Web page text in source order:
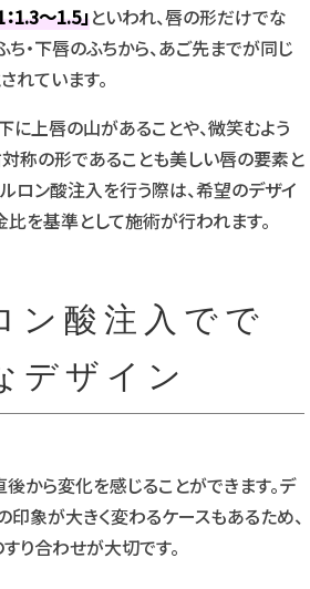
1.3〜1.5」といわれ、唇の形だけでな
ち・下唇のふちから、あご先までが同じ
れています。
に上唇の山があることや、微笑むよう
称の形であることも美しい唇の要素と
ルロン酸注入を行う際は、希望のデザイ
比を基準として施術が行われます。
ン酸注入でで
デザイン
から変化を感じることができます。デ
印象が大きく変わるケースもあるため、
り合わせが大切です。